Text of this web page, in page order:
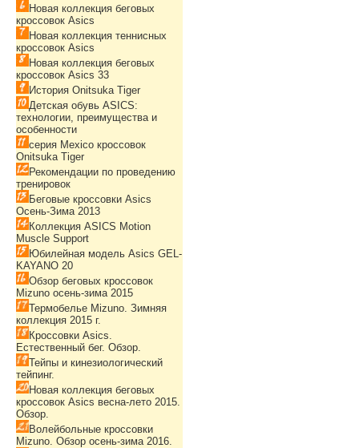
Новая коллекция беговых
кроссовок Asics
Новая коллекция теннисных
кроссовок Asics
Новая коллекция беговых
кроссовок Asics 33
История Onitsuka Tiger
Детская обувь ASICS:
технологии, преимущества и
особенности
серия Mexico кроссовок
Onitsuka Tiger
Рекомендации по проведению
тренировок
Беговые кроссовки Asics
Осень-Зима 2013
Коллекция ASICS Motion
Muscle Support
Юбилейная модель Asics GEL-
KAYANO 20
Обзор беговых кроссовок
Mizuno осень-зима 2015
Термобелье Mizuno. Зимняя
коллекция 2015 г.
Кроссовки Asics.
Естественный бег. Обзор.
Тейпы и кинезиологический
тейпинг.
Новая коллекция беговых
кроссовок Asics весна-лето 2015.
Обзор.
Волейбольные кроссовки
Mizuno. Обзор осень-зима 2016.